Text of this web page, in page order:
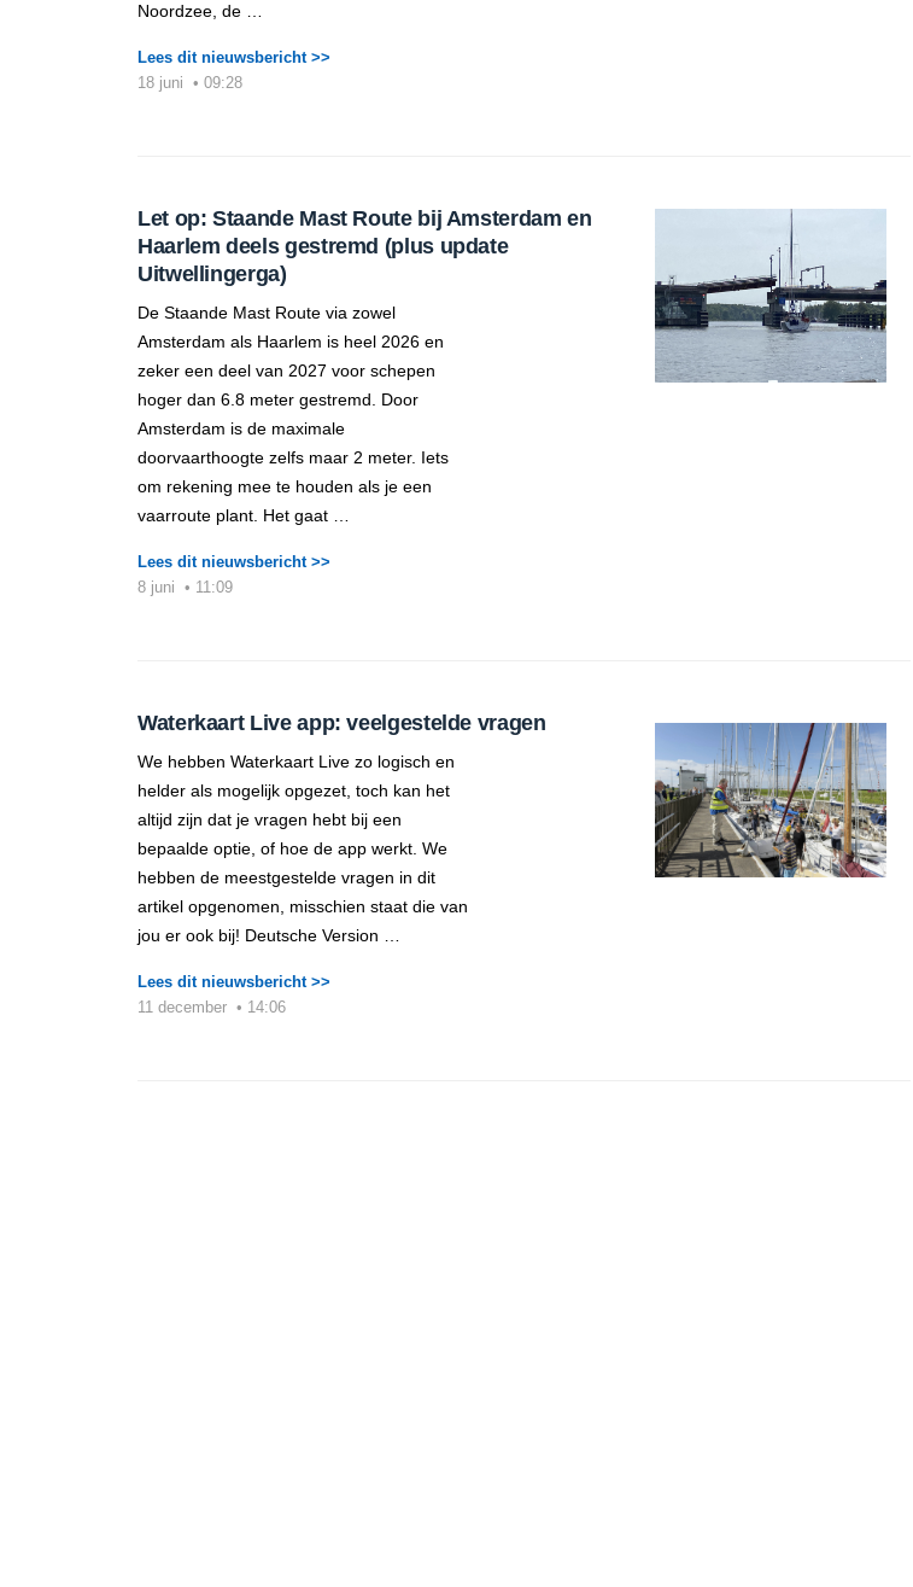
Noordzee, de …
Lees dit nieuwsbericht >>
18 juni • 09:28
Let op: Staande Mast Route bij Amsterdam en
Haarlem deels gestremd (plus update
Uitwellingerga)
De Staande Mast Route via zowel
Amsterdam als Haarlem is heel 2026 en
zeker een deel van 2027 voor schepen
hoger dan 6.8 meter gestremd. Door
Amsterdam is de maximale
doorvaarthoogte zelfs maar 2 meter. Iets
om rekening mee te houden als je een
vaarroute plant. Het gaat …
Lees dit nieuwsbericht >>
8 juni • 11:09
Waterkaart Live app: veelgestelde vragen
We hebben Waterkaart Live zo logisch en
helder als mogelijk opgezet, toch kan het
altijd zijn dat je vragen hebt bij een
bepaalde optie, of hoe de app werkt. We
hebben de meestgestelde vragen in dit
artikel opgenomen, misschien staat die van
jou er ook bij! Deutsche Version …
Lees dit nieuwsbericht >>
11 december • 14:06